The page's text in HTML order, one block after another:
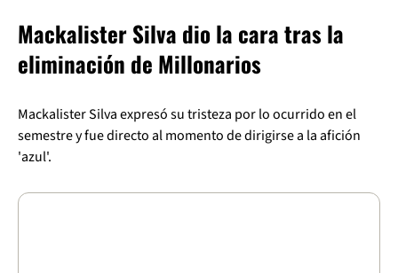
Mackalister Silva dio la cara tras la
eliminación de Millonarios
Mackalister Silva expresó su tristeza por lo ocurrido en el
semestre y fue directo al momento de dirigirse a la afición
'azul'.